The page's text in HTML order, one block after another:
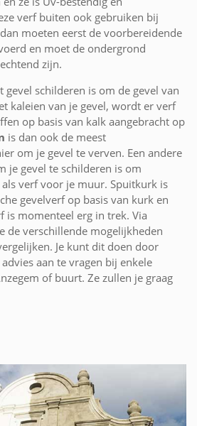
verf buiten ook gebruiken bij
moeten eerst de voorbereidende
en moet de ondergrond
zijn.
gevel schilderen is om de gevel van
kaleien van je gevel, wordt er verf
op basis van kalk aangebracht op
is dan ook de meest
om je gevel te verven. Een andere
je gevel te schilderen is om
verf voor je muur. Spuitkurk is
gevelverf op basis van kurk en
is momenteel erg in trek. Via
de verschillende mogelijkheden
Je kunt dit doen door
aan te vragen bij enkele
of buurt. Ze zullen je graag